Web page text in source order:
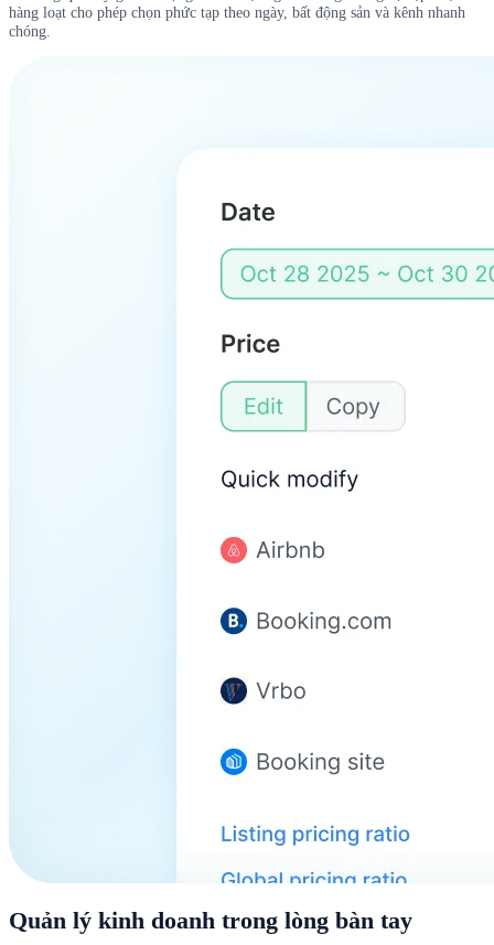
hàng loạt cho phép chọn phức tạp theo ngày, bất động sản và kênh nhanh
chóng.
Quản lý kinh doanh trong lòng bàn tay